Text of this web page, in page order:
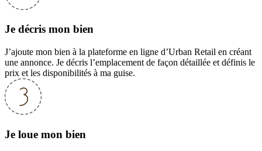
Je décris mon bien
J’ajoute mon bien à la plateforme en ligne d’Urban Retail en créant
une annonce. Je décris l’emplacement de façon détaillée et définis le
prix et les disponibilités à ma guise.
Je loue mon bien